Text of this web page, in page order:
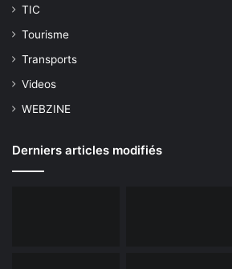
TIC
Tourisme
Transports
Videos
WEBZINE
Derniers articles modifiés